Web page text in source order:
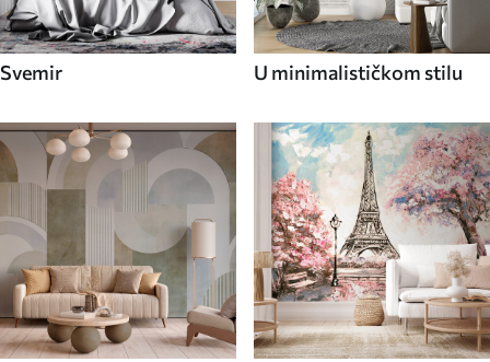
Svemir U minimalističkom stilu